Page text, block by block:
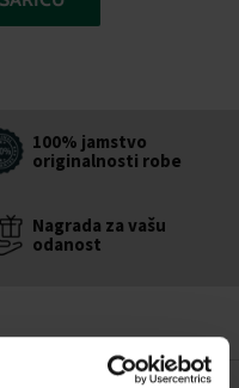
100% jamstvo
originalnosti robe
Nagrada za vašu
odanost